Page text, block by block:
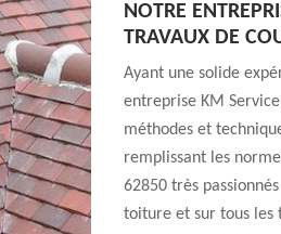
NOTRE
TRAVAUX DE
Ayant une solide
entreprise KM
méthodes et
remplissant les
62850 très
toiture et sur tous les